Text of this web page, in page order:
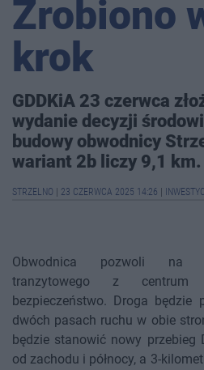
Zrobiono
krok
GDDKiA 23 czerwca
wydanie decyzji
budowy obwodnicy
wariant 2b liczy 9,1 km.
STRZELNO 23 CZERWCA 2025 14:26
Obwodnica pozwoli na
tranzytowego z
bezpieczeństwo. Droga będzie
dwóch pasach ruchu w obie
będzie stanowić nowy
od zachodu i północy, a 3-